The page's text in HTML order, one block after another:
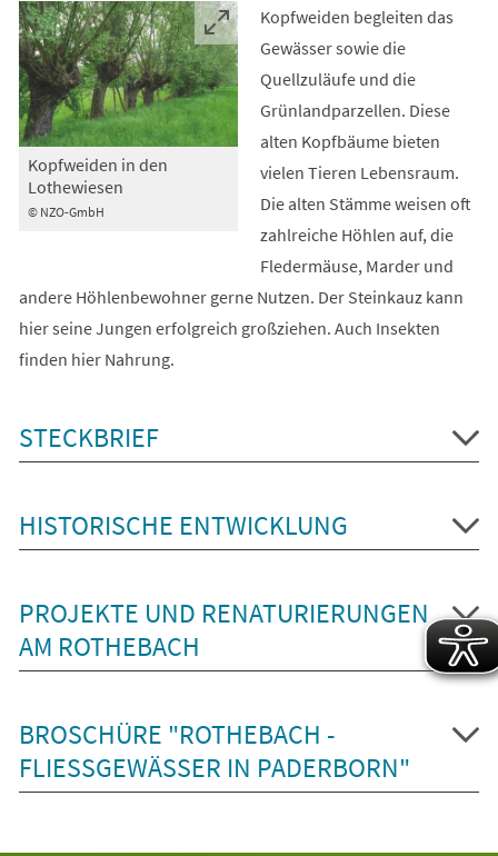
© NZO-GmbH
Kopfweiden in den
Lothewiesen
Kopfweiden begleiten das
Gewässer sowie die
Quellzuläufe und die
Grünlandparzellen. Diese
alten Kopfbäume bieten
vielen Tieren Lebensraum.
Die alten Stämme weisen oft
zahlreiche Höhlen auf, die
Fledermäuse, Marder und
andere Höhlenbewohner gerne Nutzen. Der Steinkauz kann
hier seine Jungen erfolgreich großziehen. Auch Insekten
finden hier Nahrung.
STECKBRIEF
HISTORISCHE ENTWICKLUNG
PROJEKTE UND RENATURIERUNGEN
AM ROTHEBACH
BROSCHÜRE "ROTHEBACH -
FLIESSGEWÄSSER IN PADERBORN"